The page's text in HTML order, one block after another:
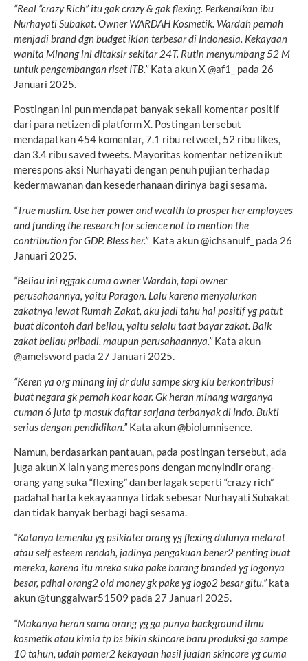
“Real “crazy Rich” itu gak crazy & gak flexing. Perkenalkan ibu
Nurhayati Subakat. Owner WARDAH Kosmetik. Wardah pernah
menjadi brand dgn budget iklan terbesar di Indonesia. Kekayaan
wanita Minang ini ditaksir sekitar 24T. Rutin menyumbang 52 M
untuk pengembangan riset ITB.”Kata akun X @af1_ pada 26
Januari 2025.
Postingan ini pun mendapat banyak sekali komentar positif
dari para netizen di platform X. Postingan tersebut
mendapatkan 454 komentar, 7.1 ribu retweet, 52 ribu likes,
dan 3.4 ribu saved tweets. Mayoritas komentar netizen ikut
merespons aksi Nurhayati dengan penuh pujian terhadap
kedermawanan dan kesederhanaan dirinya bagi sesama.
“True muslim. Use her power and wealth to prosper her employees
and funding the research for science not to mention the
contribution for GDP. Bless her.” Kata akun @ichsanulf_ pada 26
Januari 2025.
“Beliau ini nggak cuma owner Wardah, tapi owner
perusahaannya, yaitu Paragon. Lalu karena menyalurkan
zakatnya lewat Rumah Zakat, aku jadi tahu hal positif yg patut
buat dicontoh dari beliau, yaitu selalu taat bayar zakat. Baik
zakat beliau pribadi, maupun perusahaannya.”Kata akun
@amelsword pada 27 Januari 2025.
“Keren ya org minang inj dr dulu sampe skrg klu berkontribusi
buat negara gk pernah koar koar. Gk heran minang warganya
cuman 6 juta tp masuk daftar sarjana terbanyak di indo. Bukti
serius dengan pendidikan.”Kata akun @biolumnisence.
Namun, berdasarkan pantauan, pada postingan tersebut, ada
juga akun X lain yang merespons dengan menyindir orang-
orang yang suka “flexing” dan berlagak seperti “crazy rich”
padahal harta kekayaannya tidak sebesar Nurhayati Subakat
dan tidak banyak berbagi bagi sesama.
“Katanya temenku yg psikiater orang yg flexing dulunya melarat
atau self esteem rendah, jadinya pengakuan bener2 penting buat
mereka, karena itu mreka suka pake barang branded yg logonya
besar, pdhal orang2 old money gk pake yg logo2 besar gitu.”kata
akun @tunggalwar51509 pada 27 Januari 2025.
“Makanya heran sama orang yg ga punya background ilmu
kosmetik atau kimia tp bs bikin skincare baru produksi ga sampe
10 tahun, udah pamer2 kekayaan hasil jualan skincare yg cuma